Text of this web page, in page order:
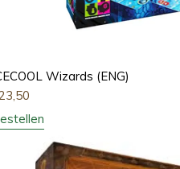
Wizards (ENG)